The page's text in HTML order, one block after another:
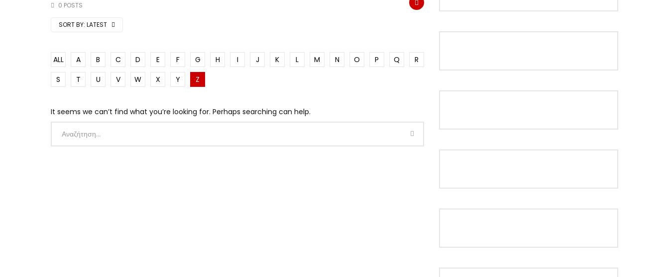
0 POSTS
SORT BY: LATEST
ALL A B C D E F G H I J K L M N O P Q
R
S
T U V W X Y Z
It seems we can’t find what you’re looking for. Perhaps searching can help.